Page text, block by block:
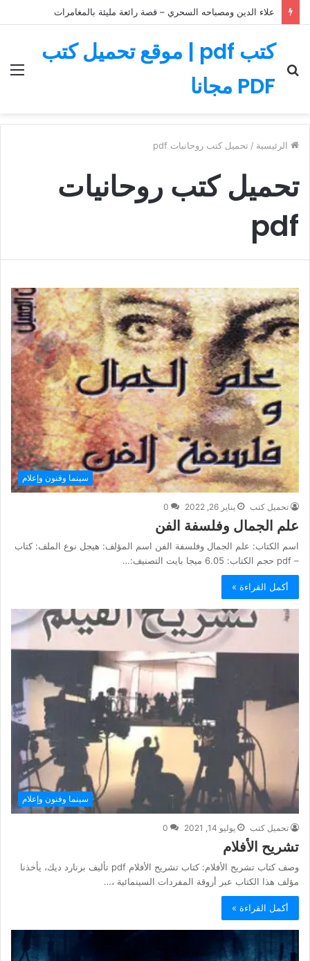
علاء الدين ومصباحه السحري – قصة رائعة مليئة بالمغامرات
كتب pdf | موقع تحميل كتب
PDF مجاناعن
الرئيسية / تحميل كتب روحانيات pdf
تحميل كتب روحانيات
pdf
سينما وفنون وإعلام
تحميل كتب يناير 26, 2022 0
علم الجمال وفلسفة الفن
اسم الكتاب: علم الجمال وفلسفة الفن اسم المؤلف: هيجل نوع الملف: كتاب
– pdf حجم الكتاب: 6.05 ميجا بايت التصنيف:…
أكمل القراءة »
سينما وفنون وإعلام
تحميل كتب يوليو 14, 2021 0
تشريح الأفلام
وصف كتاب تشريح الأفلام: كتاب تشريح الأفلام pdf تأليف برنارد ديك، يأخذنا
مؤلف هذا الكتاب عبر أروقة المفردات السينمائية ،…
أكمل القراءة »